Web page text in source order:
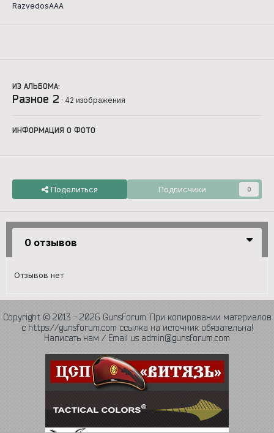
RazvedosAAA
ИЗ АЛЬБОМА:
Разное 2 · 42 изображения
ИНФОРМАЦИЯ О ФОТО
Поделиться Подписчики 0
0 отзывов
Отзывов нет
Copyright © 2013 - 2026 GunsForum. При копировании материалов
с https://gunsforum.com ссылка на источник обязательна!
Написать нам / Email us admin@gunsforum.com